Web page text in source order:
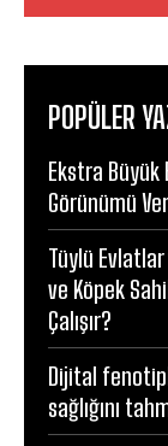
POPÜLER
Ekstra Büyük
Görünümü
Tüylü
ve Köpek
Çalışır?
Dijital
sağlığını